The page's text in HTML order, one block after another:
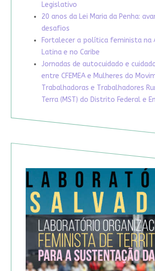
Legislativo
20 anos da Lei Maria da Penha:
desafios
Fortalecer a política feminista na
Latina e no Caribe
Jornadas de autocuidado e
entre CFEMEA e Mulheres do
Trabalhadoras e Trabalhadores
Terra (MST) do Distrito Federal e